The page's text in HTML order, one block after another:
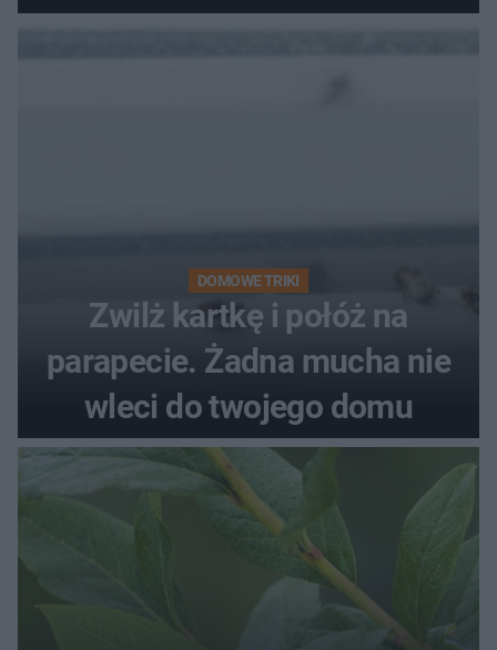
kobiety
DOMOWE TRIKI
Zwilż kartkę i połóż na
parapecie. Żadna mucha nie
wleci do twojego domu